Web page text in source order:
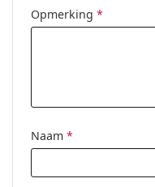
Opmerking *
Naam *